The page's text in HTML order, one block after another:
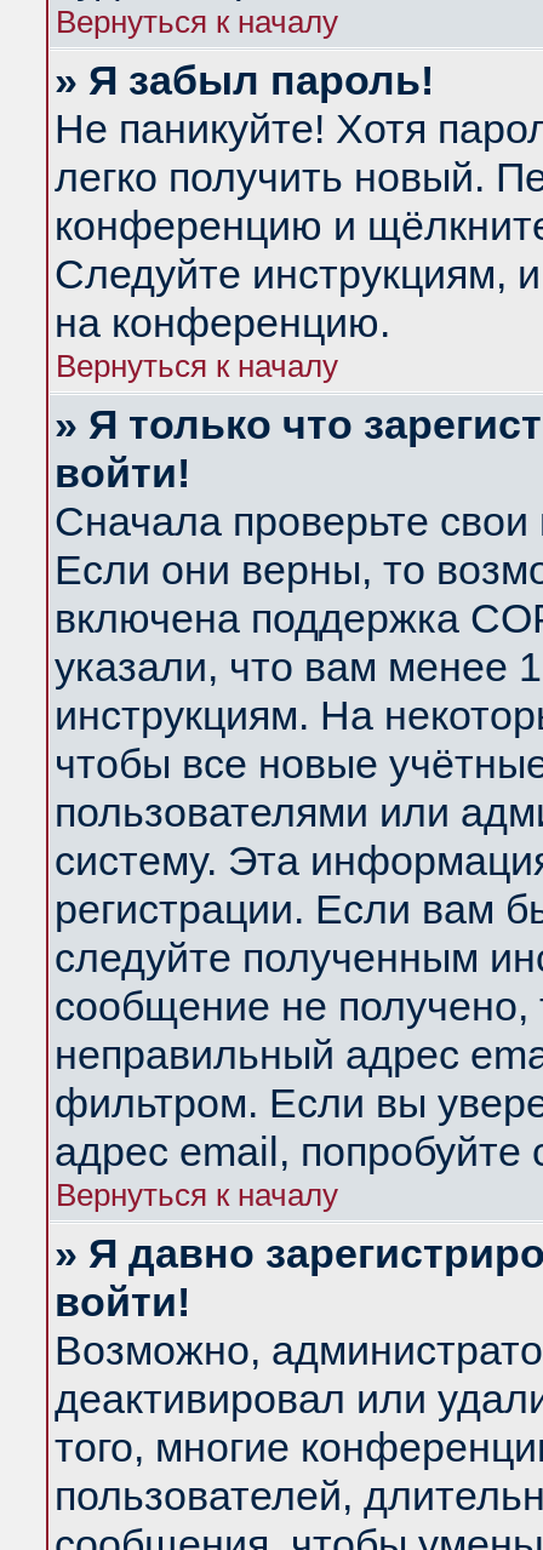
Вернуться к началу
» Я забыл пароль!
Не паникуйте! Хотя
легко получить новый.
конференцию и
Следуйте инструкциям,
на конференцию.
Вернуться к началу
» Я только что
войти!
Сначала проверьте
Если они верны, то
включена поддержка
указали, что вам менее
инструкциям. На
чтобы все новые
пользователями или
систему. Эта
регистрации. Если вам
следуйте полученным
сообщение не получено,
неправильный адрес
фильтром. Если вы
адрес email, попробуйте
Вернуться к началу
» Я давно
войти!
Возможно,
деактивировал или
того, многие
пользователей,